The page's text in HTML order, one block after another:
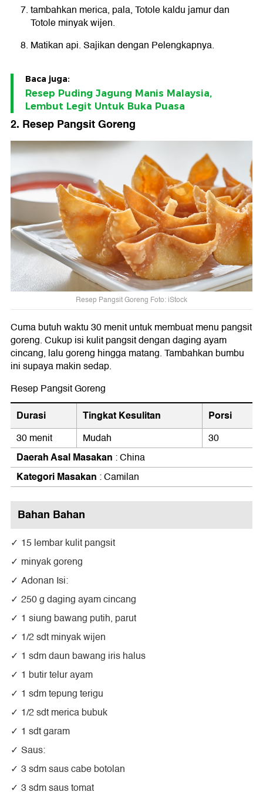
tambahkan merica, pala, Totole kaldu jamur dan
Totole minyak wijen.
Matikan api. Sajikan dengan Pelengkapnya.
Baca juga:
Resep Puding Jagung Manis Malaysia,
Lembut Legit Untuk Buka Puasa
2. Resep Pangsit Goreng
Resep Pangsit Goreng Foto: iStock
Cuma butuh waktu 30 menit untuk membuat menu pangsit
goreng. Cukup isi kulit pangsit dengan daging ayam
cincang, lalu goreng hingga matang. Tambahkan bumbu
ini supaya makin sedap.
Resep Pangsit Goreng
Durasi Tingkat Kesulitan Porsi
30 menit Mudah 30
Daerah Asal Masakan : China
Kategori Masakan : Camilan
Bahan Bahan
15 lembar kulit pangsit
minyak goreng
Adonan Isi:
250 g daging ayam cincang
1 siung bawang putih, parut
1/2 sdt minyak wijen
1 sdm daun bawang iris halus
1 butir telur ayam
1 sdm tepung terigu
1/2 sdt merica bubuk
1 sdt garam
Saus:
3 sdm saus cabe botolan
3 sdm saus tomat